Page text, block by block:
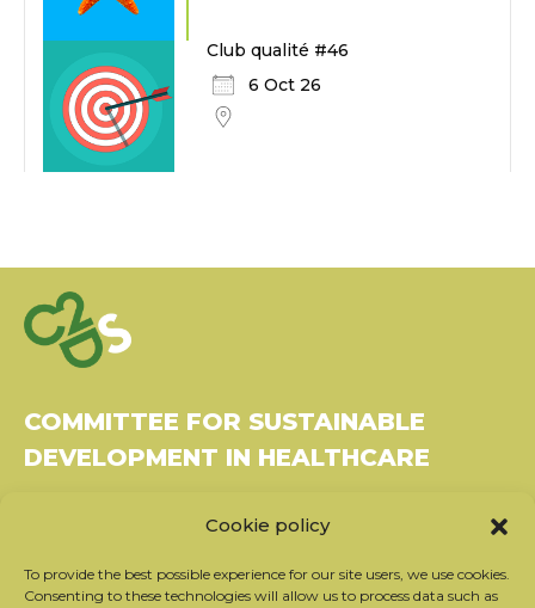
Cookie policy
To provide the best possible experience for our site users, we use cookies.
Consenting to these technologies will allow us to process data such as
Club qualité #46
6 Oct 26
COMMITTEE FOR SUSTAINABLE
DEVELOPMENT IN HEALTHCARE
37270 Montlouis-sur-Loire
Tel: 06 26 49 36 81 - contact@c2ds.eu